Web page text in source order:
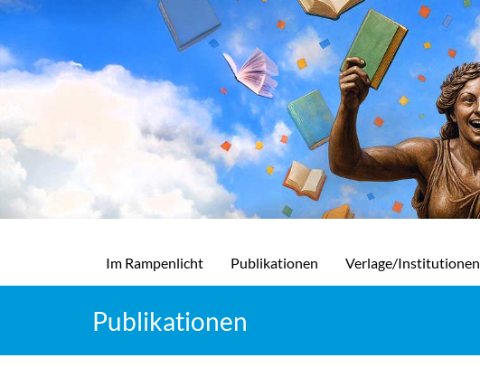
Im Rampenlicht Publikationen Verlage/Institutionen
Publikationen